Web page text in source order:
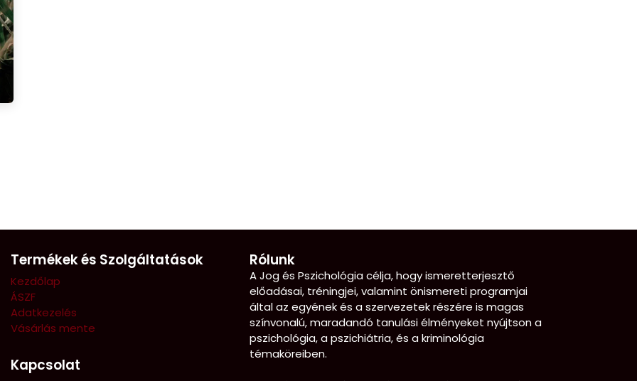
Termékek és Szolgáltatások
Kezdőlap
ÁSZF
Adatkezelés
Vásárlás mente
Kapcsolat
Rólunk
A Jog és Pszichológia célja, hogy ismeretterjesztő
előadásai, tréningjei, valamint önismereti programjai
által az egyének és a szervezetek részére is magas
színvonalú, maradandó tanulási élményeket nyújtson a
pszichológia, a pszichiátria, és a kriminológia
témaköreiben.